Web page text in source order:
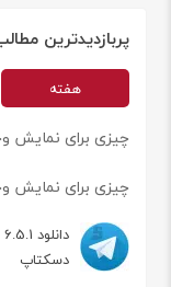
پربازدیدترین
هفته
چیزی برای نمایش
چیزی برای نمایش
دسکتاپ